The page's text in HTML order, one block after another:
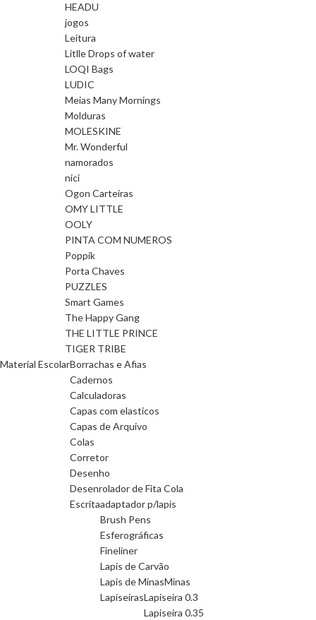
HEADU
jogos
Leitura
Litlle Drops of water
LOQI Bags
LUDIC
Meias Many Mornings
Molduras
MOLESKINE
Mr. Wonderful
namorados
nici
Ogon Carteiras
OMY LITTLE
OOLY
PINTA COM NUMEROS
Poppik
Porta Chaves
PUZZLES
Smart Games
The Happy Gang
THE LITTLE PRINCE
TIGER TRIBE
Material EscolarBorrachas e Afias
Cadernos
Calculadoras
Capas com elasticos
Capas de Arquivo
Colas
Corretor
Desenho
Desenrolador de Fita Cola
Escritaadaptador p/lapis
Brush Pens
Esferográficas
Fineliner
Lapis de Carvão
Lapis de MinasMinas
LapiseirasLapiseira 0.3
Lapiseira 0.35